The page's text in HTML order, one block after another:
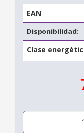
EAN:
Disponibilidad:
Clase